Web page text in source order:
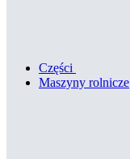
Części
Maszyny rolnicze